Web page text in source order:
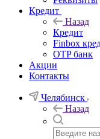
Кредит
Назад
Кредит
Finbox
OTP банк
Акции
Контакты
Челябинск
Назад